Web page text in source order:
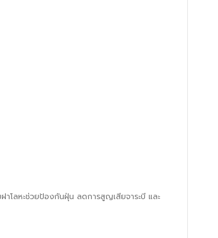
โลหะช่วยป้องกันฝุ่น ลดการสูญเสียจาระบี และ